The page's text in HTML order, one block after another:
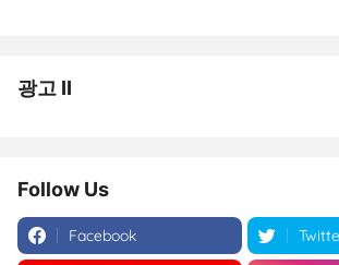
광고 II
Follow Us
Facebook